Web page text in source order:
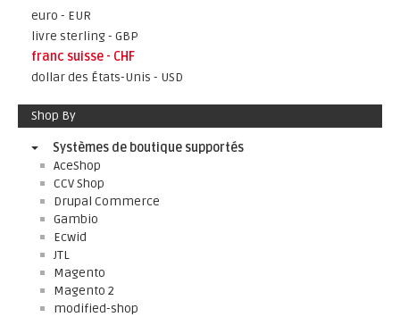
euro - EUR
livre sterling - GBP
franc suisse - CHF
dollar des États-Unis - USD
Shop By
Systèmes de boutique supportés
AceShop
CCV Shop
Drupal Commerce
Gambio
Ecwid
JTL
Magento
Magento 2
modified-shop